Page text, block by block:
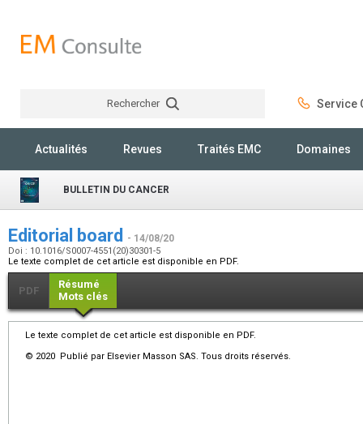
Rechercher Service
Actualités Revues Traités EMC Domaines
BULLETIN DU CANCER
Editorial board - 14/08/20
Doi : 10.1016/S0007-4551(20)30301-5
Le texte complet de cet article est disponible en PDF.
PDF
Résumé
Mots clés
Le texte complet de cet article est disponible en PDF.
© 2020 Publié par Elsevier Masson SAS. Tous droits réservés.